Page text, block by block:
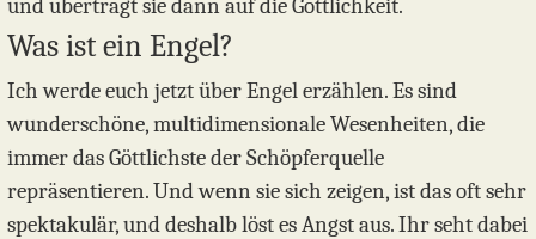
und übertragt sie dann auf die Göttlichkeit.
Was ist ein Engel?
Ich werde euch jetzt über Engel erzählen. Es sind
wunderschöne, multidimensionale Wesenheiten, die
immer das Göttlichste der Schöpferquelle
repräsentieren. Und wenn sie sich zeigen, ist das oft sehr
spektakulär, und deshalb löst es Angst aus. Ihr seht dabei